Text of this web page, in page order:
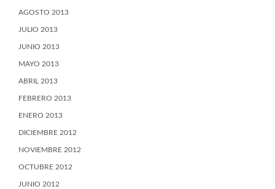
AGOSTO 2013
JULIO 2013
JUNIO 2013
MAYO 2013
ABRIL 2013
FEBRERO 2013
ENERO 2013
DICIEMBRE 2012
NOVIEMBRE 2012
OCTUBRE 2012
JUNIO 2012